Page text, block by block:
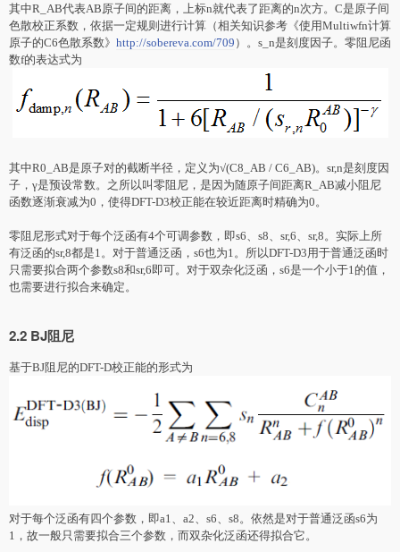
其中R_AB代表AB原子间的距离，上标n就代表了距离的n次方。C是原子间
色散校正系数，依据一定规则进行计算（相关知识参考《使用Multiwfn计算
原子的C6色散系数》 http://sobereva.com/709 ）。s_n是刻度因子。零阻尼函
数f的表达式为
其中R0_AB是原子对的截断半径，定义为√(C8_AB / C6_AB)。sr,n是刻度因
子，γ是预设常数。之所以叫零阻尼，是因为随原子间距离R_AB减小阻尼
函数逐渐衰减为0，使得DFT-D3校正能在较近距离时精确为0。
零阻尼形式对于每个泛函有4个可调参数，即s6、s8、sr,6、sr,8。实际上所
有泛函的sr,8都是1。 对于普通泛函，s6也为1。所以DFT-D3用于普通泛函时
只需要拟合两个参数s8和sr,6即可。 对于双杂化泛函，s6是一个小于1的值，
也需要进行拟合来确定。
2.2 BJ阻尼
基于BJ阻尼的DFT-D校正能的形式为
对于每个泛函有四个参数，即a1、a2、s6、s8。依然是对于普通泛函s6为
1，故一般只需要拟合三个参数，而双杂化泛函还得拟合它。